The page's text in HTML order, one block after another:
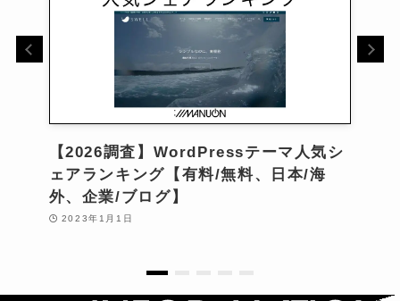
【2026調査】WordPressテーマ人気シ
ェアランキング【有料/無料、日本/海
外、企業/ブログ】
2023年1月1日